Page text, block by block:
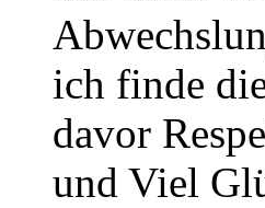
ich finde
davor
und Viel